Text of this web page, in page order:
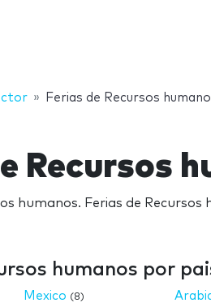
Ferias de Recursos
Recursos
humanos. Ferias de
humanos por
Mexico (8)